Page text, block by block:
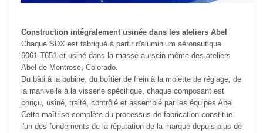
Construction intégralement usinée dans les ateliers Abel
Chaque SDX est fabriqué à partir d'aluminium aéronautique
6061-T651 et usiné dans la masse au sein même des ateliers
Abel de Montrose, Colorado.
Du bâti à la bobine, du boîtier de frein à la molette de réglage, de
la manivelle à la visserie spécifique, chaque composant est
conçu, usiné, traité, contrôlé et assemblé par les équipes Abel.
Cette maîtrise complète du processus de fabrication constitue
l'un des fondements de la réputation de la marque depuis plus de